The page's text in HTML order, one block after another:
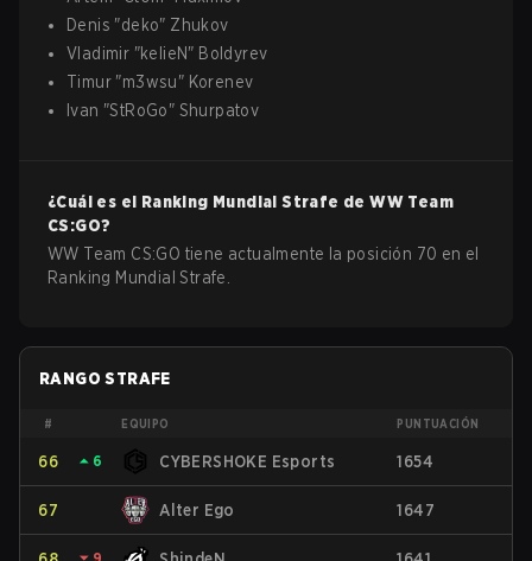
Denis "deko" Zhukov
Vladimir "kelieN" Boldyrev
Timur "m3wsu" Korenev
Ivan "StRoGo" Shurpatov
¿Cuál es el Ranking Mundial Strafe deWW Team
CS:GO?
WW Team CS:GO tiene actualmente la posición 70 en el
Ranking Mundial Strafe.
RANGO STRAFE
# EQUIPO PUNTUACIÓN
66 ⏶ 6 CYBERSHOKE Esports 1654
67 Alter Ego 1647